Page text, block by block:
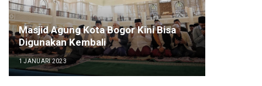
Masjid Agung Kota Bogor Kini Bisa
Digunakan Kembali
1 JANUARI 2023